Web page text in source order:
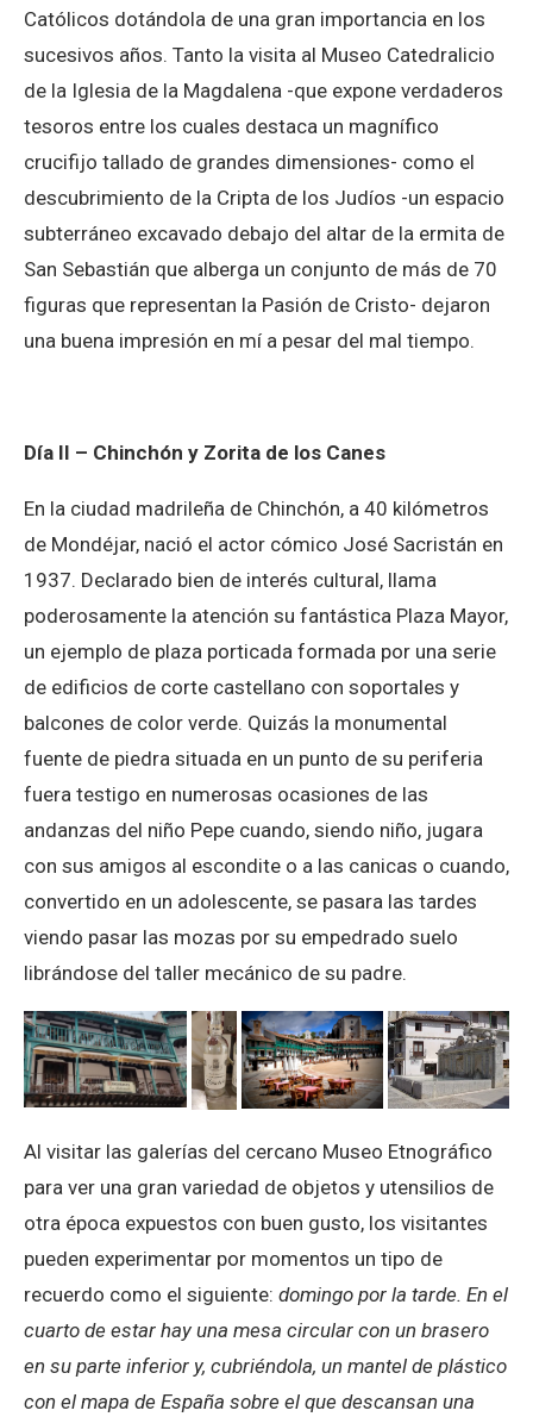
Católicos dotándola de una gran importancia en los
sucesivos años. Tanto la visita al Museo Catedralicio
de la Iglesia de la Magdalena -que expone verdaderos
tesoros entre los cuales destaca un magnífico
crucifijo tallado de grandes dimensiones- como el
descubrimiento de la Cripta de los Judíos -un espacio
subterráneo excavado debajo del altar de la ermita de
San Sebastián que alberga un conjunto de más de 70
figuras que representan la Pasión de Cristo- dejaron
una buena impresión en mí a pesar del mal tiempo.
Día II – Chinchón y Zorita de los Canes
En la ciudad madrileña de Chinchón, a 40 kilómetros
de Mondéjar, nació el actor cómico José Sacristán en
1937. Declarado bien de interés cultural, llama
poderosamente la atención su fantástica Plaza Mayor,
un ejemplo de plaza porticada formada por una serie
de edificios de corte castellano con soportales y
balcones de color verde. Quizás la monumental
fuente de piedra situada en un punto de su periferia
fuera testigo en numerosas ocasiones de las
andanzas del niño Pepe cuando, siendo niño, jugara
con sus amigos al escondite o a las canicas o cuando,
convertido en un adolescente, se pasara las tardes
viendo pasar las mozas por su empedrado suelo
librándose del taller mecánico de su padre.
Al visitar las galerías del cercano Museo Etnográfico
para ver una gran variedad de objetos y utensilios de
otra época expuestos con buen gusto, los visitantes
pueden experimentar por momentos un tipo de
recuerdo como el siguiente: domingo por la tarde. En el
cuarto de estar hay una mesa circular con un brasero
en su parte inferior y, cubriéndola, un mantel de plástico
con el mapa de España sobre el que descansan una